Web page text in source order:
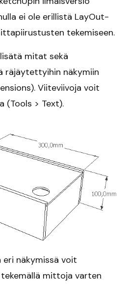
ei ole erillistä LayOut-
tekemiseen.
mitat sekä
räjäytettyihin näkymiin
Viiteviivoja voit
(Tools > Text).
näkymissä voit
mittoja varten